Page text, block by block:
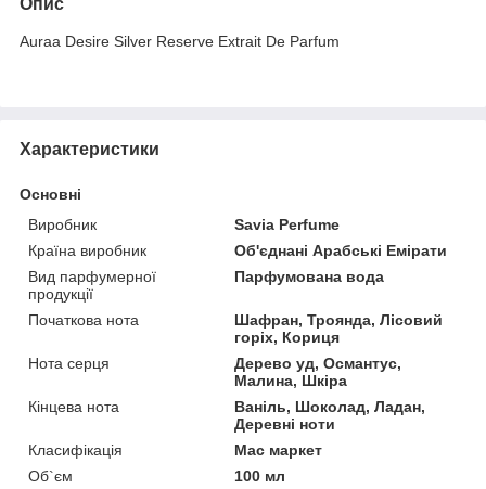
Auraa Desire Silver Reserve Extrait De Parfum
Характеристики
Основні
Виробник
Savia Perfume
Країна виробник
Об'єднані Арабські Емірати
Вид парфумерної
продукції
Парфумована вода
Початкова нота
Шафран, Троянда, Лісовий
горіх, Кориця
Нота серця
Дерево уд, Османтус,
Малина, Шкіра
Кінцева нота
Ваніль, Шоколад, Ладан,
Деревні ноти
Класифікація
Мас маркет
Об`єм
100 мл